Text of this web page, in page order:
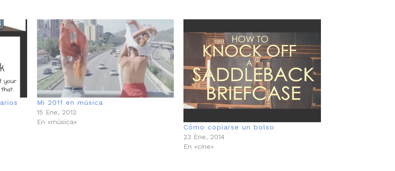
Mi 2011 en música
15 Ene, 2012
En «música»
Cómo copiarse un bolso
23 Ene, 2014
En «cine»